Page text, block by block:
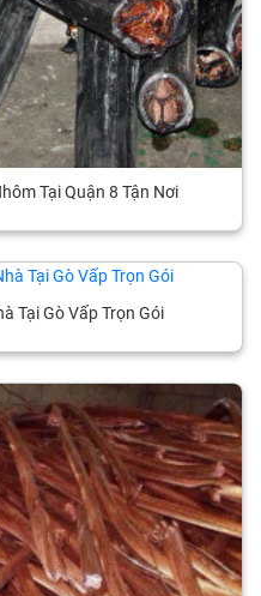
Tại Quận 8 Tận Nơi
Tại Gò Vấp Trọn Gói